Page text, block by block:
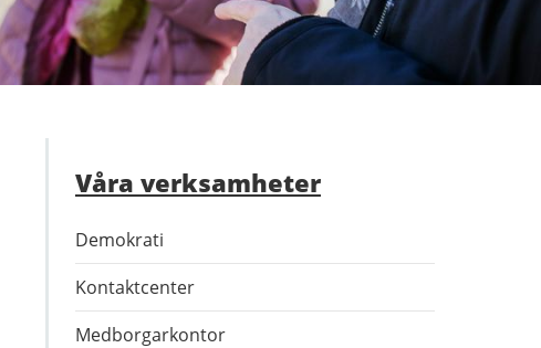
Våra verksamheter
Demokrati
Kontaktcenter
Medborgarkontor